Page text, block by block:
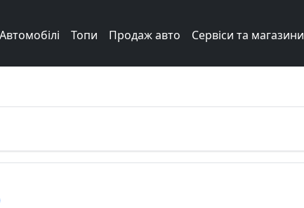
Автомобілі Топи Продаж авто Сервіси та магазини